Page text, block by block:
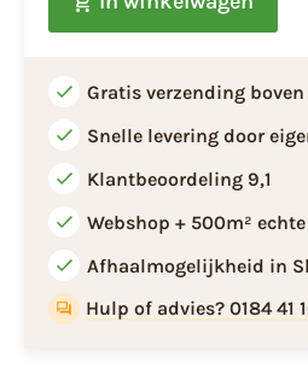
Gratis verzending boven
Snelle levering door
Klantbeoordeling 9,1
Webshop + 500m²
Afhaalmogelijkheid in
Hulp of advies? 0184 41